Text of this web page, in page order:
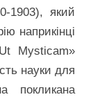
1903), який
наприкінці
Mysticam»
науки для
покликана